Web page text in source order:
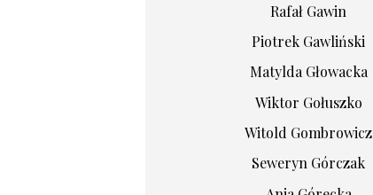
Rafał Gawin
Piotrek Gawliński
Matylda Głowacka
Wiktor Gołuszko
Witold Gombrowicz
Seweryn Górczak